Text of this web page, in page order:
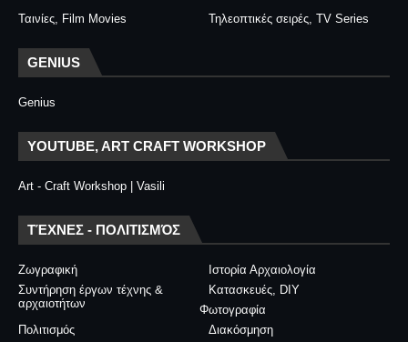
Ταινίες, Film Movies Τηλεοπτικές σειρές, TV Series
GENIUS
Genius
YOUTUBE, ART CRAFT WORKSHOP
Art - Craft Workshop | Vasili
ΤΈΧΝΕΣ - ΠΟΛΙΤΙΣΜΌΣ
Ζωγραφική
Ιστορία Αρχαιολογία
Συντήρηση έργων τέχνης &
αρχαιοτήτων
Κατασκευές, DIY
Φωτογραφία
Διακόσμηση
Πολιτισμός